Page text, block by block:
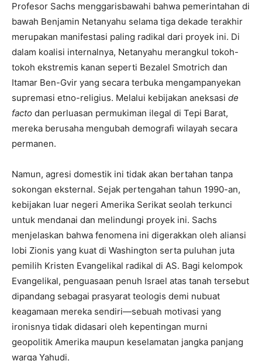
Profesor Sachs menggarisbawahi bahwa pemerintahan di
bawah Benjamin Netanyahu selama tiga dekade terakhir
merupakan manifestasi paling radikal dari proyek ini. Di
dalam koalisi internalnya, Netanyahu merangkul tokoh-
tokoh ekstremis kanan seperti Bezalel Smotrich dan
Itamar Ben-Gvir yang secara terbuka mengampanyekan
supremasi etno-religius. Melalui kebijakan aneksasi de
facto dan perluasan permukiman ilegal di Tepi Barat,
mereka berusaha mengubah demografi wilayah secara
permanen.
Namun, agresi domestik ini tidak akan bertahan tanpa
sokongan eksternal. Sejak pertengahan tahun 1990-an,
kebijakan luar negeri Amerika Serikat seolah terkunci
untuk mendanai dan melindungi proyek ini. Sachs
menjelaskan bahwa fenomena ini digerakkan oleh aliansi
lobi Zionis yang kuat di Washington serta puluhan juta
pemilih Kristen Evangelikal radikal di AS. Bagi kelompok
Evangelikal, penguasaan penuh Israel atas tanah tersebut
dipandang sebagai prasyarat teologis demi nubuat
keagamaan mereka sendiri—sebuah motivasi yang
ironisnya tidak didasari oleh kepentingan murni
geopolitik Amerika maupun keselamatan jangka panjang
warga Yahudi.